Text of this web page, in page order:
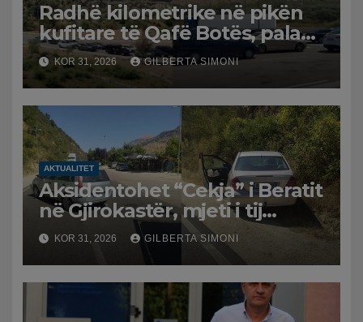
Radhë kilometrike në pikën
kufitare të Qafë Botës, pala
greke raporton defekt në
sistem, qytetarët mbeten të
bllokuar
KOR 31, 2026 GILBERTA SIMONI
AKTUALITET
Aksidentohet “Cekja” i Beratit
në Gjirokastër, mjeti i tij
përplaset me atë të klerikut
bektashian
KOR 31, 2026 GILBERTA SIMONI